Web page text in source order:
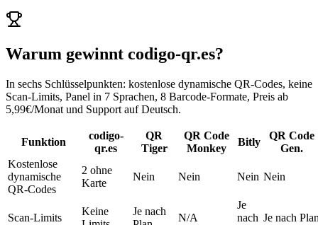
Warum gewinnt codigo-qr.es?
In sechs Schlüsselpunkten: kostenlose dynamische QR-Codes, keine
Scan-Limits, Panel in 7 Sprachen, 8 Barcode-Formate, Preis ab
5,99€/Monat und Support auf Deutsch.
Funktion
codigo-
qr.es
QR
Tiger
QR Code
Monkey
Bitly
QR Code
Gen.
Kostenlose
dynamische
QR-Codes
2 ohne
Karte
Nein Nein Nein Nein
Scan-Limits
Keine
Je nach
N/A
Je
nach Je nach